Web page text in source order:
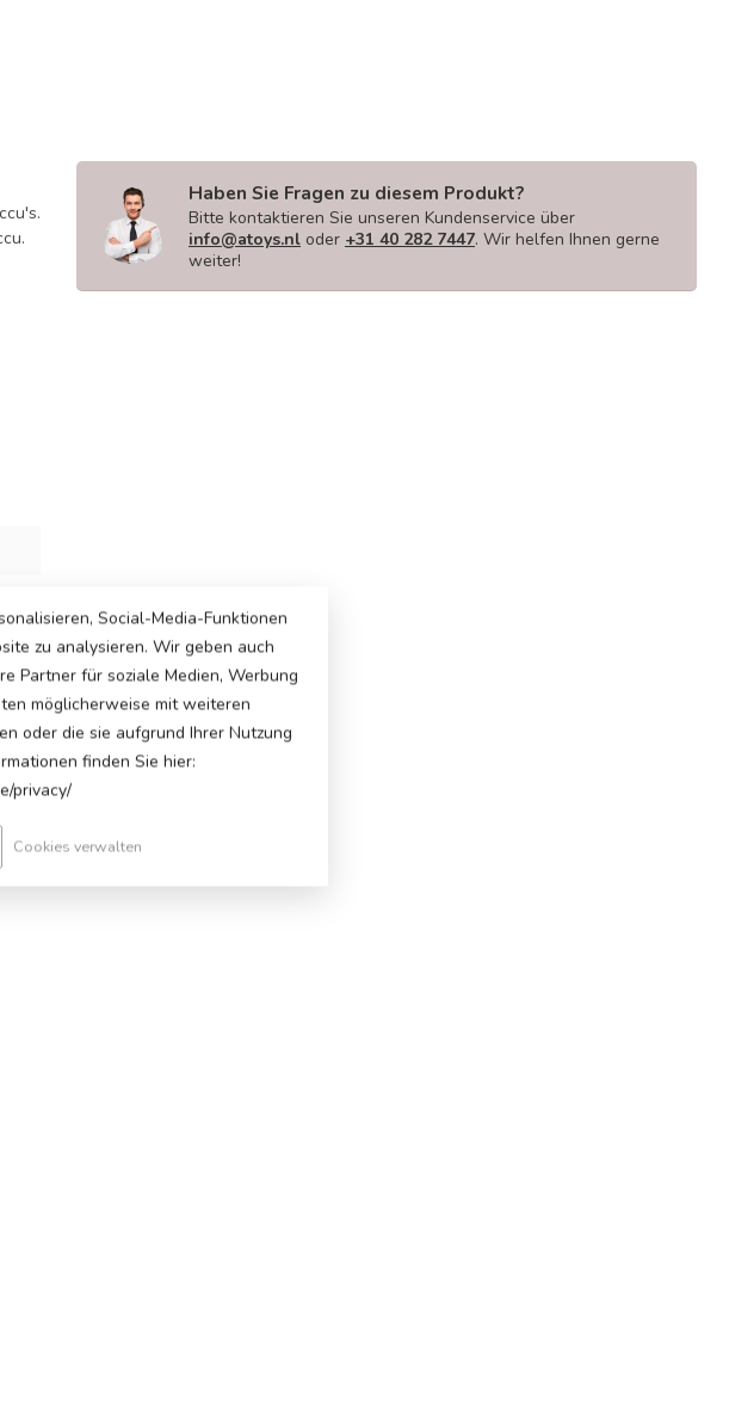
Haben Sie Fragen zu diesem Produkt?
Bitte kontaktieren Sie unseren Kundenservice über
info@atoys.nl oder +31 40 282 7447. Wir helfen Ihnen gerne
weiter!
Social-Media-Funktionen
zu analysieren. Wir geben auch
Partner für soziale Medien, Werbung
möglicherweise mit weiteren
oder die sie aufgrund Ihrer Nutzung
finden Sie hier:
privacy/
Cookies verwalten